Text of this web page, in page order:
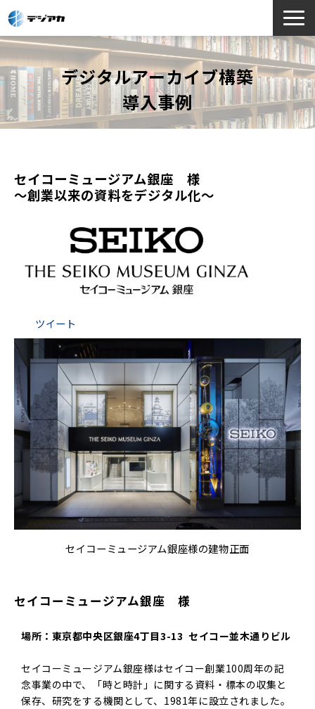
選ばれる理由
サービス一覧
お役立ち情報
導入事例
デジタルアーカイブ構築
導入事例
セイコーミュージアム銀座　様
～創業以来の資料をデジタル化～
ツイート
セイコーミュージアム銀座様の建物正面
セイコーミュージアム銀座　様
場所：東京都中央区銀座4丁目3-13 セイコー並木通りビル
セイコーミュージアム銀座様はセイコー創業100周年の記
念事業の中で、「時と時計」に関する資料・標本の収集と
保存、研究をする機関として、1981年に設立されました。